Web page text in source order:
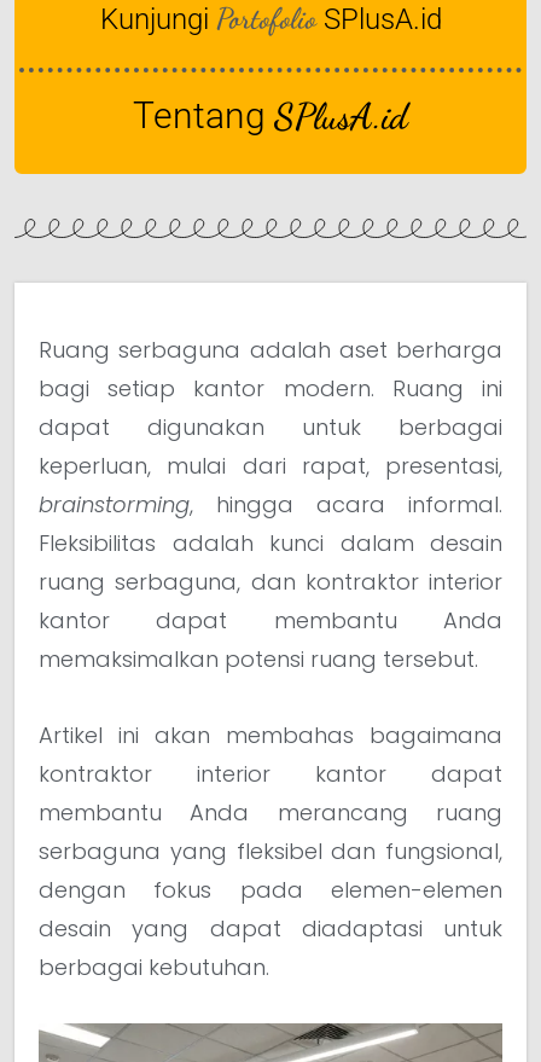
Kunjungi Portofolio SPlusA.id
Tentang SPlusA.id
Ruang serbaguna adalah aset berharga
bagi setiap kantor modern. Ruang ini
dapat digunakan untuk berbagai
keperluan, mulai dari rapat, presentasi,
brainstorming, hingga acara informal.
Fleksibilitas adalah kunci dalam desain
ruang serbaguna, dan kontraktor interior
kantor dapat membantu Anda
memaksimalkan potensi ruang tersebut.
Artikel ini akan membahas bagaimana
kontraktor interior kantor dapat
membantu Anda merancang ruang
serbaguna yang fleksibel dan fungsional,
dengan fokus pada elemen-elemen
desain yang dapat diadaptasi untuk
berbagai kebutuhan.